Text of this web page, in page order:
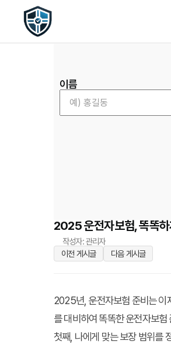
이름
2025 운전자보험, 똑똑
작성자: 관리자
이전 게시글
다음 게시글
2025년, 운전자보험 준비는 이
를 대비하여 똑똑한 운전자보
첫째, 나에게 맞는 보장 범위를